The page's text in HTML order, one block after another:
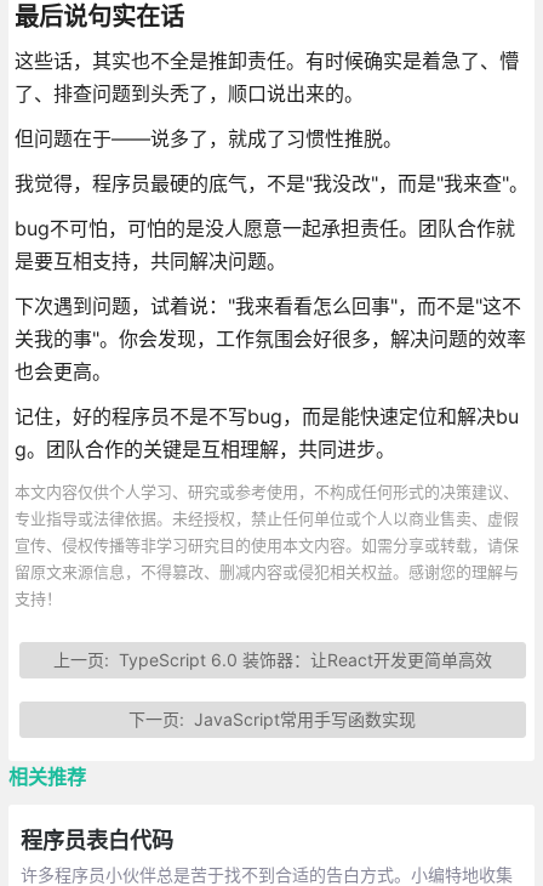
最后说句实在话
这些话，其实也不全是推卸责任。有时候确实是着急了、懵
了、排查问题到头秃了，顺口说出来的。
但问题在于——说多了，就成了习惯性推脱。
我觉得，程序员最硬的底气，不是"我没改"，而是"我来查"。
bug不可怕，可怕的是没人愿意一起承担责任。团队合作就
是要互相支持，共同解决问题。
下次遇到问题，试着说："我来看看怎么回事"，而不是"这不
关我的事"。你会发现，工作氛围会好很多，解决问题的效率
也会更高。
记住，好的程序员不是不写bug，而是能快速定位和解决bu
g。团队合作的关键是互相理解，共同进步。
本文内容仅供个人学习、研究或参考使用，不构成任何形式的决策建议、
专业指导或法律依据。未经授权，禁止任何单位或个人以商业售卖、虚假
宣传、侵权传播等非学习研究目的使用本文内容。如需分享或转载，请保
留原文来源信息，不得篡改、删减内容或侵犯相关权益。感谢您的理解与
支持！
上一页: TypeScript 6.0 装饰器：让React开发更简单高效
下一页:JavaScript常用手写函数实现
相关推荐
程序员表白代码
许多程序员小伙伴总是苦于找不到合适的告白方式。小编特地收集